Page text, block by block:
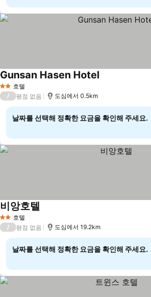
2 성급호텔
Gunsan Hasen Hotel요금 보기
/ 평점 없음 도심에서 0.5km
날짜를 선택해 정확한 요금을 확인해 주세요.
2 성급호텔
비앙호텔
/ 평점 없음 도심에서 19.2km
날짜를 선택해 정확한 요금을 확인해 주세요.